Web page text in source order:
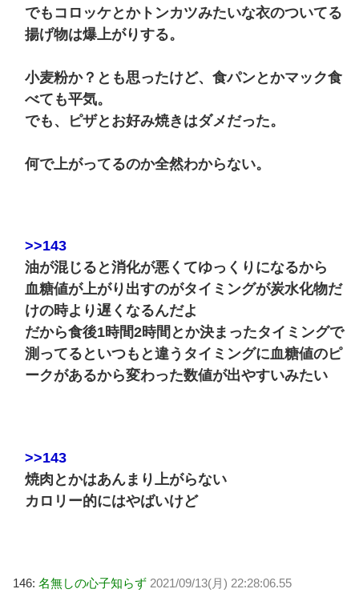
でもコロッケとかトンカツみたいな衣のついてる
揚げ物は爆上がりする。
小麦粉か？とも思ったけど、食パンとかマック食
べても平気。
でも、ピザとお好み焼きはダメだった。
何で上がってるのか全然わからない。
>>143
油が混じると消化が悪くてゆっくりになるから
血糖値が上がり出すのがタイミングが炭水化物だ
けの時より遅くなるんだよ
だから食後1時間2時間とか決まったタイミングで
測ってるといつもと違うタイミングに血糖値のピ
ークがあるから変わった数値が出やすいみたい
>>143
焼肉とかはあんまり上がらない
カロリー的にはやばいけど
146: 名無しの心子知らず 2021/09/13(月) 22:28:06.55